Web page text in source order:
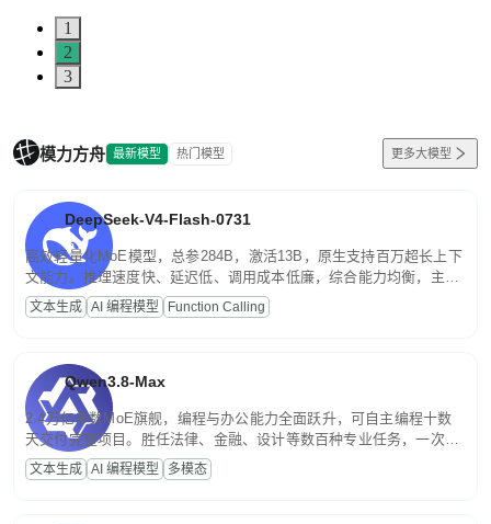
1
2
3
模力方舟 最新模型 热门模型 更多大模型
DeepSeek-V4-Flash-0731
高效轻量化MoE模型，总参284B，激活13B，原生支持百万超长上下
文能力。推理速度快、延迟低、调用成本低廉，综合能力均衡，主打
高并发、轻量化任务，适合日常对话、内容创作、基础 RAG、批量
文案处理等普惠刚需场景。
文本生成 AI 编程模型 Function Calling
Qwen3.8-Max
2.4万亿参数MoE旗舰，编程与办公能力全面跃升，可自主编程十数
天交付完整项目。胜任法律、金融、设计等数百种专业任务，一次对
话端到端交付生产级成果。原生视觉理解贯穿规划、执行与验证全流
程，支持超长文档与长视频的深度语义解析。长程任务中自主规划与
文本生成 AI 编程模型 多模态